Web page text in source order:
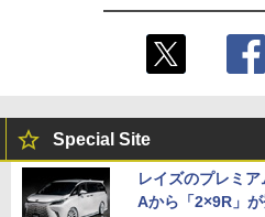
Special Site
レイズのプレミ
Aから「2×9R」が